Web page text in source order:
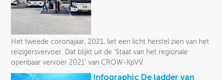
Het tweede coronajaar, 2021, liet een licht herstel zien van het
reizigersvervoer. Dat blijkt uit de 'Staat van het regionale
openbaar vervoer 2021' van CROW-KpVV.
Infographic De ladder van